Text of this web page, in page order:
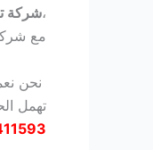
،شركة
مع
نحن
تهمل